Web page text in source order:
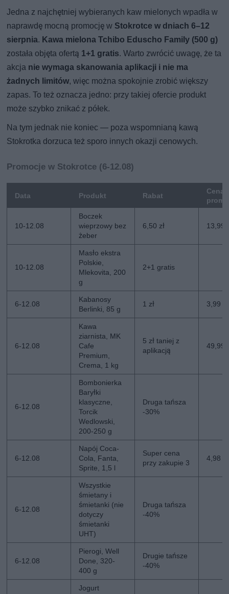
Jedna z najchętniej wybieranych kaw mielonych wpadła w
naprawdę mocną promocję w Stokrotce w dniach 6–12
sierpnia. Kawa mielona Tchibo Eduscho Family (500 g)
została objęta ofertą 1+1 gratis. Warto zwrócić uwagę, że ta
akcja nie wymaga skanowania aplikacji i nie ma
żadnych limitów, więc można spokojnie zrobić większy
zapas. To też oznacza jedno: przy takiej ofercie produkt
może szybko znikać z półek.
Na tym jednak nie koniec — poza wspomnianą kawą
Stokrotka dorzuca też sporo innych okazji cenowych.
Promocje w Stokrotce (6-12.08)
Data Produkt Rabat
Cena
10-12.08
Boczek
wieprzowy bez
żeber
6,50 zł 13,99
10-12.08
Masło ekstra
Polskie,
Mlekovita, 200
g
2+1 gratis
6-12.08
Kabanosy
Berlinki, 85 g
1 zł 3,99
6-12.08
Kawa
ziarnista, MK
Cafe
Premium,
Crema, 1 kg
5 zł taniej z
aplikacją
49,99
6-12.08
Bombonierka
Baryłki
klasyczne,
Torcik
Wedlowski,
200-250 g
Druga tańsza
-30%
6-12.08
Napój Coca-
Cola, Fanta,
Sprite, 1,5 l
Super cena
przy zakupie 3
4,98
6-12.08
Wszystkie
śmietany i
śmietanki (nie
dotyczy
śmietanki
UHT)
Druga tańsza
-40%
6-12.08
Pierogi, Well
Done, 320-
400 g
Drugie tańsze
-40%
Jogurt